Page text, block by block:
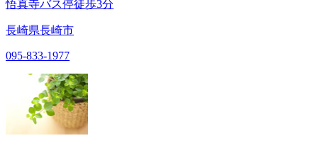
悟真寺バス停徒歩3分
長崎県長崎市
095-833-1977